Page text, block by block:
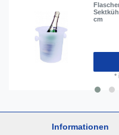
cm
*
Informationen